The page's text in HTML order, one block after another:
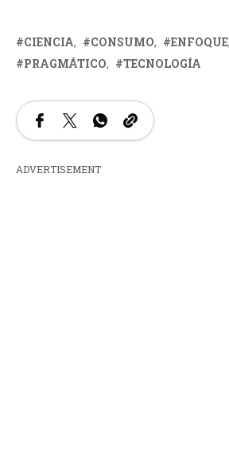
CIENCIA CONSUMO ENFOQUE
PRAGMÁTICO
TECNOLOGÍA
ADVERTISEMENT